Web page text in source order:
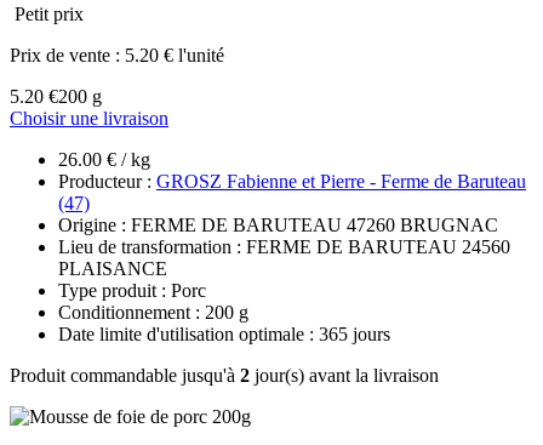
Petit prix
Prix de vente : 5.20 € l'unité
5.20 €200 g
Choisir une livraison
26.00 € / kg
Producteur : GROSZ Fabienne et Pierre - Ferme de Baruteau
(47)
Origine : FERME DE BARUTEAU 47260 BRUGNAC
Lieu de transformation : FERME DE BARUTEAU 24560
PLAISANCE
Type produit : Porc
Conditionnement : 200 g
Date limite d'utilisation optimale : 365 jours
Produit commandable jusqu'à 2 jour(s) avant la livraison